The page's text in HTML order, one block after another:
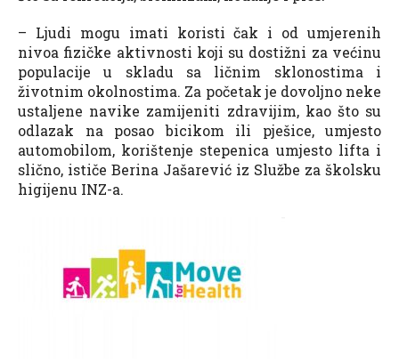
– Ljudi mogu imati koristi čak i od umjerenih
nivoa fizičke aktivnosti koji su dostižni za većinu
populacije u skladu sa ličnim sklonostima i
životnim okolnostima. Za početak je dovoljno neke
ustaljene navike zamijeniti zdravijim, kao što su
odlazak na posao bicikom ili pješice, umjesto
automobilom, korištenje stepenica umjesto lifta i
slično, ističe Berina Jašarević iz Službe za školsku
higijenu INZ-a.